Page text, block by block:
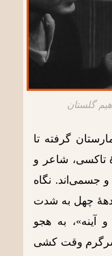
گلستان
گرفته تا
تاکسی، شاعر و
جسمی‌اند. نگاه
دهۀ چهل به شدت
آینه»، به هجو
سرگرم وقت کشی